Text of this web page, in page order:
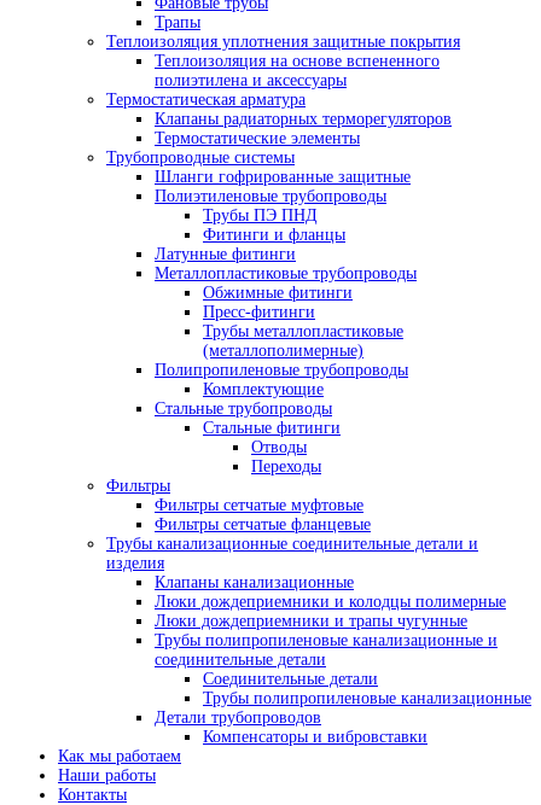
Трапы
Теплоизоляция уплотнения защитные покрытия
Теплоизоляция на основе вспененного
полиэтилена и аксессуары
Термостатическая арматура
Клапаны радиаторных терморегуляторов
Термостатические элементы
Трубопроводные системы
Шланги гофрированные защитные
Полиэтиленовые трубопроводы
Трубы ПЭ ПНД
Фитинги и фланцы
Латунные фитинги
Металлопластиковые трубопроводы
Обжимные фитинги
Пресс-фитинги
Трубы металлопластиковые
(металлополимерные)
Полипропиленовые трубопроводы
Комплектующие
Стальные трубопроводы
Стальные фитинги
Отводы
Переходы
Фильтры
Фильтры сетчатые муфтовые
Фильтры сетчатые фланцевые
Трубы канализационные соединительные детали и
изделия
Клапаны канализационные
Люки дождеприемники и колодцы полимерные
Люки дождеприемники и трапы чугунные
Трубы полипропиленовые канализационные и
соединительные детали
Соединительные детали
Трубы полипропиленовые канализационные
Детали трубопроводов
Компенсаторы и вибровставки
Как мы работаем
Наши работы
Контакты